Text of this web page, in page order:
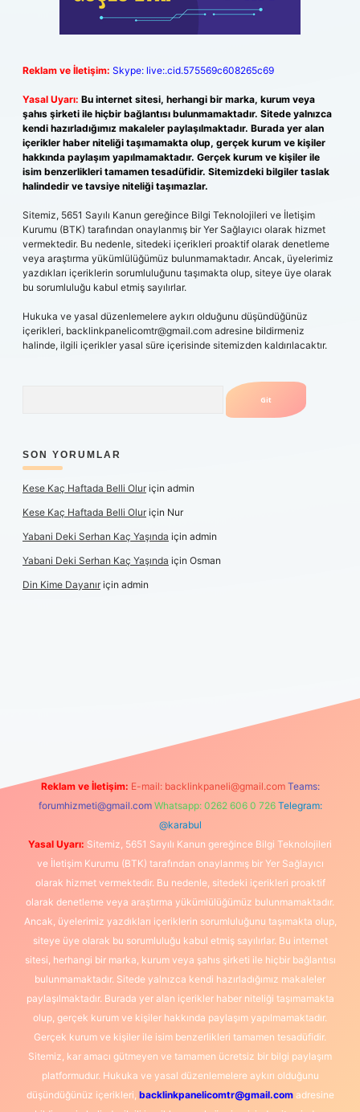
Reklam ve İletişim: Skype: live:.cid.575569c608265c69
Yasal Uyarı: Bu internet sitesi, herhangi bir marka, kurum veya
şahıs şirketi ile hiçbir bağlantısı bulunmamaktadır. Sitede yalnızca
kendi hazırladığımız makaleler paylaşılmaktadır. Burada yer alan
içerikler haber niteliği taşımamakta olup, gerçek kurum ve kişiler
hakkında paylaşım yapılmamaktadır. Gerçek kurum ve kişiler ile
isim benzerlikleri tamamen tesadüfidir. Sitemizdeki bilgiler taslak
halindedir ve tavsiye niteliği taşımazlar.
Sitemiz, 5651 Sayılı Kanun gereğince Bilgi Teknolojileri ve İletişim
Kurumu (BTK) tarafından onaylanmış bir Yer Sağlayıcı olarak hizmet
vermektedir. Bu nedenle, sitedeki içerikleri proaktif olarak denetleme
veya araştırma yükümlülüğümüz bulunmamaktadır. Ancak, üyelerimiz
yazdıkları içeriklerin sorumluluğunu taşımakta olup, siteye üye olarak
bu sorumluluğu kabul etmiş sayılırlar.
Hukuka ve yasal düzenlemelere aykırı olduğunu düşündüğünüz
içerikleri, backlinkpanelicomtr@gmail.com adresine bildirmeniz
halinde, ilgili içerikler yasal süre içerisinde sitemizden kaldırılacaktır.
SON YORUMLAR
Kese Kaç Haftada Belli Oluriçin admin
Kese Kaç Haftada Belli Oluriçin Nur
Yabani Deki Serhan Kaç Yaşında için admin
Yabani Deki Serhan Kaç Yaşında için Osman
Din Kime Dayanıriçin admin
Reklam ve İletişim: E-mail: backlinkpaneli@gmail.com Teams:
forumhizmeti@gmail.com Whatsapp: 0262 606 0 726 Telegram:
@karabul
Yasal Uyarı: Sitemiz, 5651 Sayılı Kanun gereğince Bilgi Teknolojileri
ve İletişim Kurumu (BTK) tarafından onaylanmış bir Yer Sağlayıcı
olarak hizmet vermektedir. Bu nedenle, sitedeki içerikleri proaktif
olarak denetleme veya araştırma yükümlülüğümüz bulunmamaktadır.
Ancak, üyelerimiz yazdıkları içeriklerin sorumluluğunu taşımakta olup,
siteye üye olarak bu sorumluluğu kabul etmiş sayılırlar. Bu internet
sitesi, herhangi bir marka, kurum veya şahıs şirketi ile hiçbir bağlantısı
bulunmamaktadır. Sitede yalnızca kendi hazırladığımız makaleler
paylaşılmaktadır. Burada yer alan içerikler haber niteliği taşımamakta
olup, gerçek kurum ve kişiler hakkında paylaşım yapılmamaktadır.
Gerçek kurum ve kişiler ile isim benzerlikleri tamamen tesadüfidir.
Sitemiz, kar amacı gütmeyen ve tamamen ücretsiz bir bilgi paylaşım
platformudur. Hukuka ve yasal düzenlemelere aykırı olduğunu
düşündüğünüz içerikleri, backlinkpanelicomtr@gmail.comadresine